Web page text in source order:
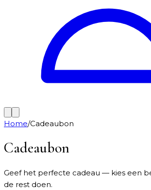
Home/Cadeaubon
Cadeaubon
Geef het perfecte cadeau — kies een
de rest doen.